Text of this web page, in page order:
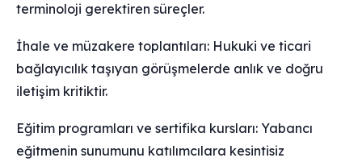
terminoloji gerektiren süreçler.
İhale ve müzakere toplantıları: Hukuki ve ticari
bağlayıcılık taşıyan görüşmelerde anlık ve doğru
iletişim kritiktir.
Eğitim programları ve sertifika kursları: Yabancı
eğitmenin sunumunu katılımcılara kesintisiz